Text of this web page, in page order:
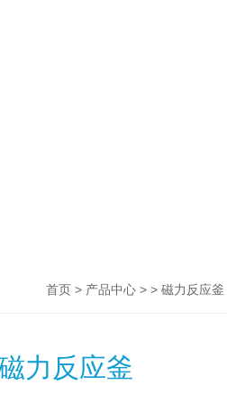
首页> 产品中心> > 磁力反应釜
力反应釜